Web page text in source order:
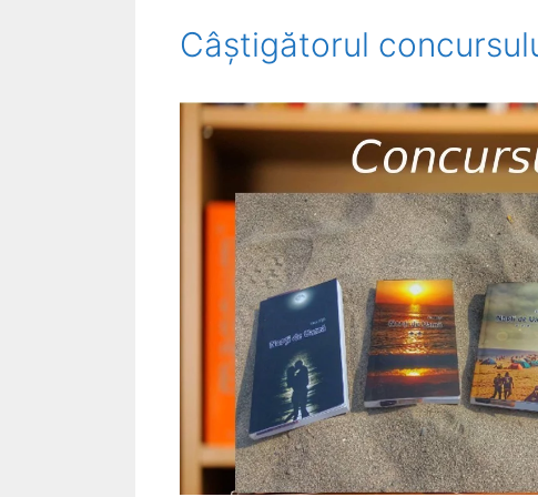
Câștigătorul